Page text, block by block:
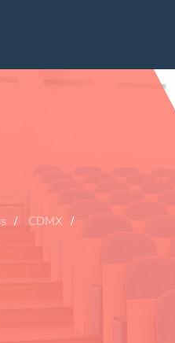
CDMX